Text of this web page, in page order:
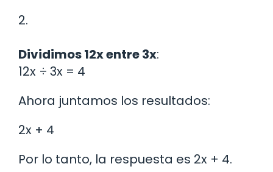
2.
Dividimos 12x entre 3x:
12x ÷ 3x = 4
Ahora juntamos los resultados:
2x + 4
Por lo tanto, la respuesta es 2x + 4.